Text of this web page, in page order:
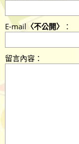
E-mail 〈不公開〉 ：
留言內容：